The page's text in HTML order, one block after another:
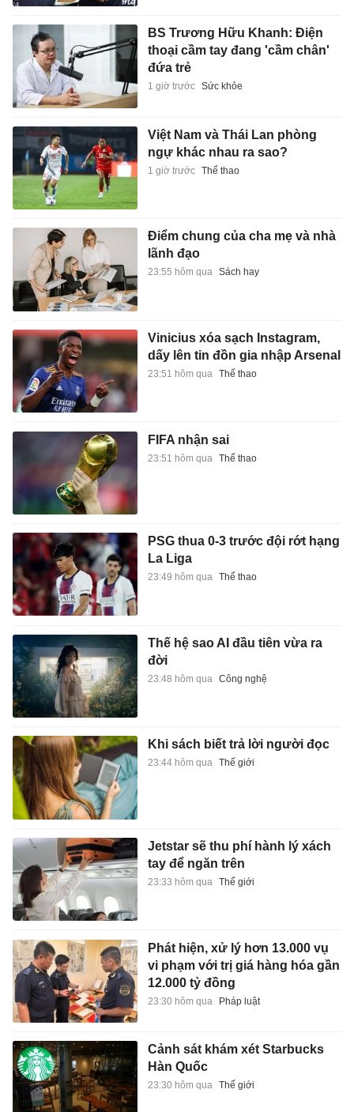
BS Trương Hữu Khanh: Điện
thoại cầm tay đang 'cầm chân'
đứa trẻ
1 giờ trước Sức khỏe
Việt Nam và Thái Lan phòng
ngự khác nhau ra sao?
1 giờ trước Thể thao
Điểm chung của cha mẹ và nhà
lãnh đạo
23:55 hôm qua Sách hay
Vinicius xóa sạch Instagram,
dấy lên tin đồn gia nhập Arsenal
23:51 hôm qua Thể thao
FIFA nhận sai
23:51 hôm qua Thể thao
PSG thua 0-3 trước đội rớt hạng
La Liga
23:49 hôm qua Thể thao
Thế hệ sao AI đầu tiên vừa ra
đời
23:48 hôm qua Công nghệ
Khi sách biết trả lời người đọc
23:44 hôm qua Thế giới
Jetstar sẽ thu phí hành lý xách
tay để ngăn trên
23:33 hôm qua Thế giới
Phát hiện, xử lý hơn 13.000 vụ
vi phạm với trị giá hàng hóa gần
12.000 tỷ đồng
23:30 hôm qua Pháp luật
Cảnh sát khám xét Starbucks
Hàn Quốc
23:30 hôm qua Thế giới